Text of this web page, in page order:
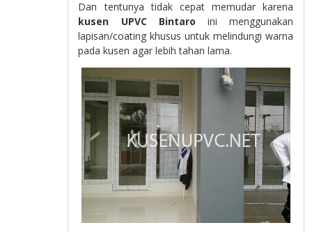
Dan tentunya tidak cepat memudar karena
kusen UPVC Bintaro ini menggunakan
lapisan/coating khusus untuk melindungi warna
pada kusen agar lebih tahan lama.